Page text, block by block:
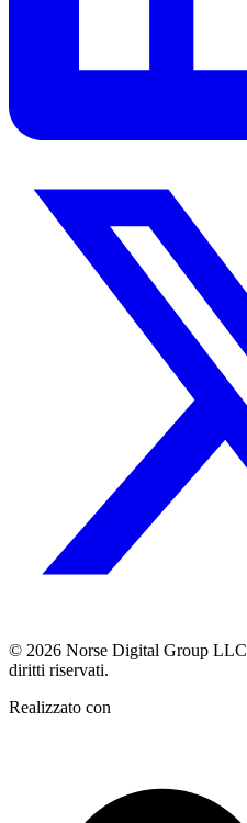
© 2026 Norse Digital Group LLC
diritti riservati.
Realizzato con